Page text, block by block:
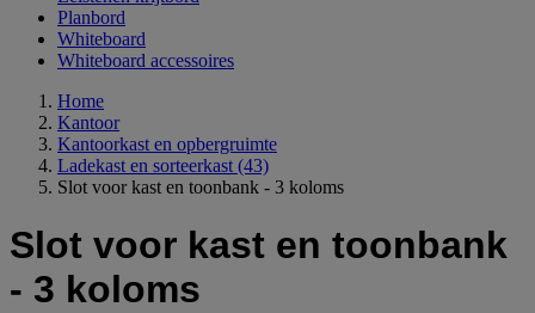
Planbord
Whiteboard
Whiteboard accessoires
Home
Kantoor
Kantoorkast en opbergruimte
Ladekast en sorteerkast (43)
Slot voor kast en toonbank - 3 koloms
Slot voor kast en toonbank
- 3 koloms